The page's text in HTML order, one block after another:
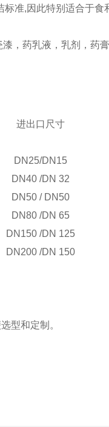
准,因此特别适合于食
，药乳液，乳剂，药
进出口尺寸
DN25/DN15
DN40 /DN 32
DN50 / DN50
DN80 /DN 65
DN150 /DN 125
DN200 /DN 150
型和定制。